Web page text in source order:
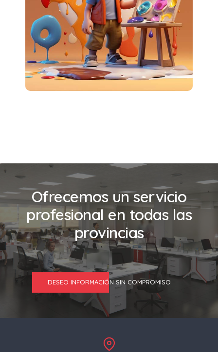
Ofrecemos un servicio
profesional en todas las
provincias
DESEO INFORMACIÓN SIN COMPROMISO